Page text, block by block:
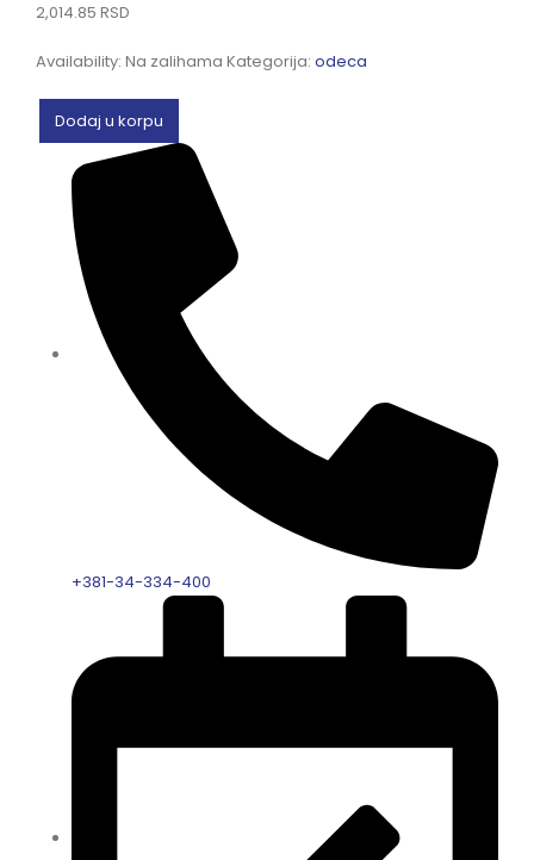
2,014.85 RSD
Availability: Na zalihama Kategorija: odeca
Dodaj u korpu
+381-34-334-400